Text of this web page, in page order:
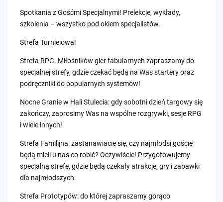
Spotkania z Gośćmi Specjalnymi! Prelekcje, wykłady,
szkolenia – wszystko pod okiem specjalistów.
Strefa Turniejowa!
Strefa RPG. Miłośników gier fabularnych zapraszamy do
specjalnej strefy, gdzie czekać będą na Was startery oraz
podręczniki do popularnych systemów!
Nocne Granie w Hali Stulecia: gdy sobotni dzień targowy się
zakończy, zaprosimy Was na wspólne rozgrywki, sesje RPG
i wiele innych!
Strefa Familijna: zastanawiacie się, czy najmłodsi goście
będą mieli u nas co robić? Oczywiście! Przygotowujemy
specjalną strefę, gdzie będą czekały atrakcje, gry i zabawki
dla najmłodszych.
Strefa Prototypów: do której zapraszamy gorąco